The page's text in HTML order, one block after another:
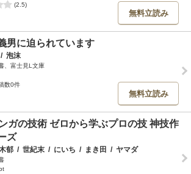
(2.5)
無料立読み
男に迫られています
/ 泡沫
、富士見L文庫
数0件
無料立読み
ガの技術 ゼロから学ぶプロの技 神技作
ズ
郁 / 世紀末 / にいち / まき田 / ヤマダ